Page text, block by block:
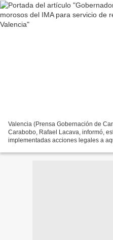
Valencia (Prensa Gobernación de
Carabobo, Rafael Lacava, informó,
implementadas acciones legales a